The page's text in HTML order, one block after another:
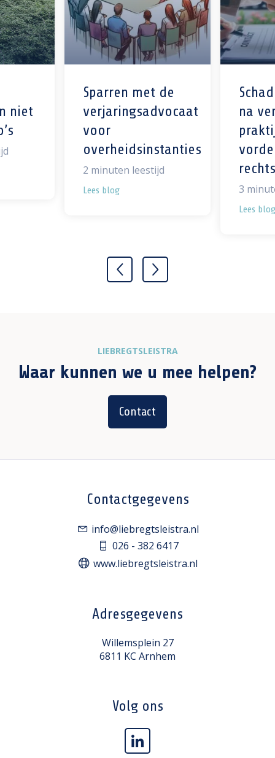
niet
Sparren met de
verjaringsadvocaat
voor
overheidsinstanties
2 minuten leestijd
Lees blog
na
3
Lees blog
LIEBREGTSLEISTRA
Waar kunnen we u mee helpen?
Contact
Contactgegevens
info@liebregtsleistra.nl
026 - 382 6417
www.liebregtsleistra.nl
Adresgegevens
Willemsplein 27
6811 KC Arnhem
Volg ons